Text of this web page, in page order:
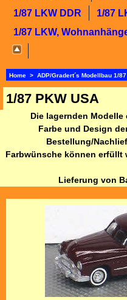
1/87 LKW DDR
1/87
1/87 LKW,
Home > ADP/Gradert´s Modellbau 1/87
1/87 PKW USA
Die lagernden
Farbe und Design
Bestellung/
Farbwünsche können erfüllt
Lieferung von